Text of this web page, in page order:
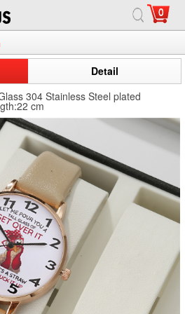
0
Detail
304 Stainless Steel plated
cm
32